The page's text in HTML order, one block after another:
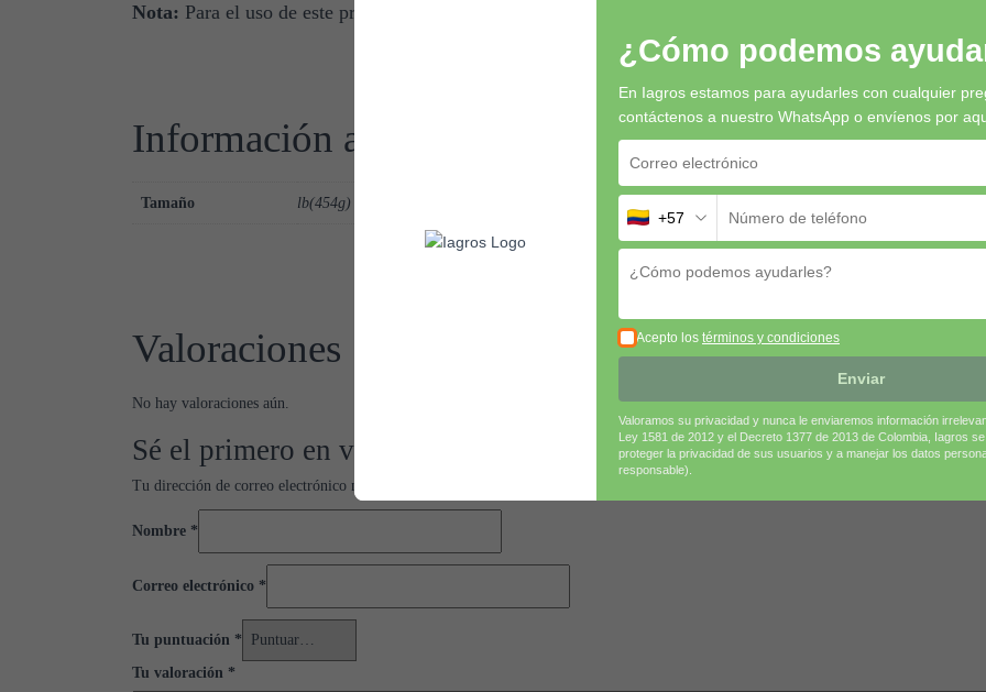
Nota: Para el uso de este producto, contáctenos por WhatsApp o por
Información adicional
Tamaño lb(454g)
Valoraciones
No hay valoraciones aún.
Sé el primero en valorar “Cilantro Magnum (Hoja ancha)”
Tu dirección de correo electrónico no será publicada.
Nombre *
Correo electrónico *
Tu puntuación *
Tu valoración *
¿Cómo podemos
En Iagros estamos para ayudarles con cualquier
contáctenos a nuestro WhatsApp o envíenos por
+57
Acepto los términos y condiciones
Enviar
Valoramos su privacidad y nunca le enviaremos información
Ley 1581 de 2012 y el Decreto 1377 de 2013 de Colombia, Iagros
proteger la privacidad de sus usuarios y a manejar los datos
responsable).